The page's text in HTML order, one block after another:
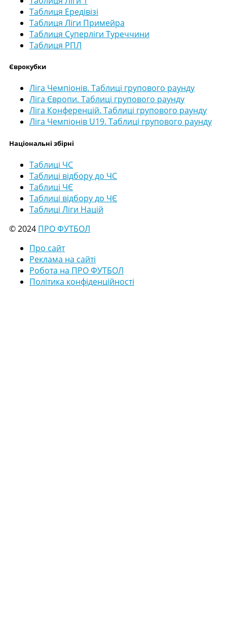
Таблиця Ередівізі
Таблиця Ліги Примейра
Таблиця Суперліги Туреччини
Таблиця РПЛ
Єврокубки
Ліга Чемпіонів. Таблиці групового раунду
Ліга Європи. Таблиці групового раунду
Ліга Конференцій. Таблиці групового раунду
Ліга Чемпіонів U19. Таблиці групового раунду
Національні збірні
Таблиці ЧС
Таблиці відбору до ЧС
Таблиці ЧЄ
Таблиці відбору до ЧЄ
Таблиці Ліги Націй
© 2024 ПРО ФУТБОЛ
Про сайт
Реклама на сайті
Робота на ПРО ФУТБОЛ
Політика конфіденційності